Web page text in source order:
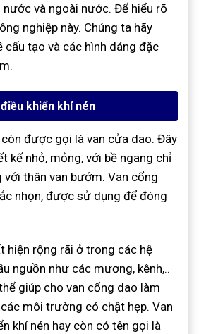
và ngoài nước. Để hiểu rõ
nghiệp này. Chúng ta hãy
cấu tạo và các hình dáng đặc
khiển khí nén
được gọi là van cửa dao. Đây
kế nhỏ, mỏng, với bề ngang chỉ
thân van bướm. Van cổng
nhọn, được sử dụng để đóng
hiện rộng rãi ở trong các hệ
nguồn như các mương, kênh,..
giúp cho van cổng dao làm
môi trường có chật hẹp. Van
khí nén hay còn có tên gọi là